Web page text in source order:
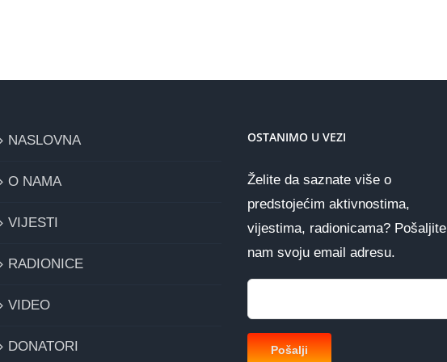
NASLOVNA
O NAMA
VIJESTI
RADIONICE
VIDEO
DONATORI
OSTANIMO U VEZI
Želite da saznate više o
predstojećim aktivnostima,
vijestima, radionicama? Pošaljite
nam svoju email adresu.